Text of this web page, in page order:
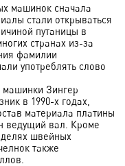
машинок сначала
стали открываться
путаницы в
странах из-за
фамилии
употреблять слово
Зингер
в 1990-х годах,
материала платины
ведущий вал. Кроме
швейных
также